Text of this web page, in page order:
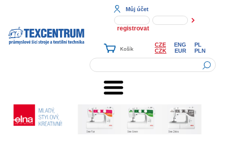
Můj účet
registrovat
CZE ENG
PL
CZK
EUR PLN